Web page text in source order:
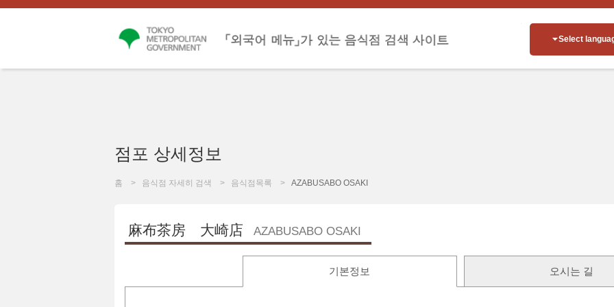
Select
점포 상세정보
홈 음식점 자세히 검색 음식점목록 AZABUSABO OSAKI
麻布茶房 大崎店 AZABUSABO OSAKI
기본정보 오시는 길